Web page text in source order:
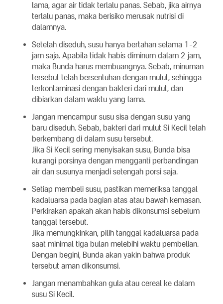
lama, agar air tidak terlalu panas. Sebab, jika airnya
terlalu panas, maka berisiko merusak nutrisi di
dalamnya.
Setelah diseduh, susu hanya bertahan selama 1-2
jam saja. Apabila tidak habis diminum dalam 2 jam,
maka Bunda harus membuangnya. Sebab, minuman
tersebut telah bersentuhan dengan mulut, sehingga
terkontaminasi dengan bakteri dari mulut, dan
dibiarkan dalam waktu yang lama.
Jangan mencampur susu sisa dengan susu yang
baru diseduh. Sebab, bakteri dari mulut Si Kecil telah
berkembang di dalam susu tersebut.
Jika Si Kecil sering menyisakan susu, Bunda bisa
kurangi porsinya dengan mengganti perbandingan
air dan susunya menjadi setengah porsi saja.
Setiap membeli susu, pastikan memeriksa tanggal
kadaluarsa pada bagian atas atau bawah kemasan.
Perkirakan apakah akan habis dikonsumsi sebelum
tanggal tersebut.
Jika memungkinkan, pilih tanggal kadaluarsa pada
saat minimal tiga bulan melebihi waktu pembelian.
Dengan begini, Bunda akan yakin bahwa produk
tersebut aman dikonsumsi.
Jangan menambahkan gula atau cereal ke dalam
susu Si Kecil.